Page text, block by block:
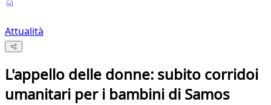
Attualità
L'appello delle donne: subito corridoi
umanitari per i bambini di Samos